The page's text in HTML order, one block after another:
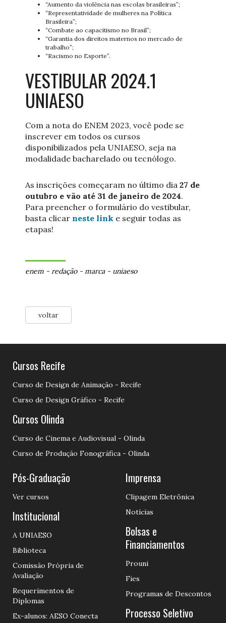
“Aumento da violência nas escolas brasileiras”;
“Representatividade de mulheres na Política
Brasileira”;
“Combate ao capacitismo no Brasil”;
“Garantia dos direitos maternos no mercado de
trabalho”;
“Racismo no Esporte”.
VESTIBULAR 2024.1
UNIAESO
Com a nota do ENEM 2023, você pode se
inscrever em todos os cursos
disponibilizados pela UNIAESO, seja na
modalidade bacharelado ou tecnólogo.
As inscrições começaram no último dia 27 de
outubro e vão até 31 de janeiro de 2024.
Para preencher o formulário do vestibular,
basta clicar neste link e seguir todas as
etapas!
enem - redação- marca- uniaeso
voltar
Cursos Recife
Curso de Design de Animação - Recife
Curso de Design Gráfico - Recife
Cursos Olinda
Curso de Cinema e Audiovisual - Olinda
Curso de Produção Fonográfica - Olinda
Pós-Graduação
Ver cursos
Institucional
A UNIAESO
Biblioteca
Comissão Própria de
Avaliação
Requerimentos de
Diplomas
Ex-alunos: AESO Conecta
Imprensa
Clipagem Eletrônica
Notícias
Bolsas e
Financiamentos
Prouni
Fies
Programas de Descontos
Processo Seletivo